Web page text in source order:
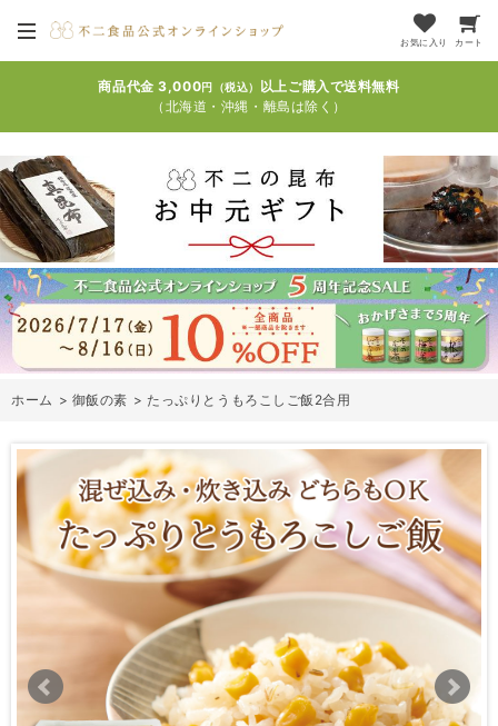
お気に入り カート
商品代金 3,000円（税込）
以上ご購入で送料無料
（北海道・沖縄・離島は除く）
ホーム > 御飯の素 > たっぷりとうもろこしご飯2合用